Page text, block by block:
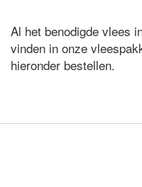
Al het benodigde vlees
vinden in onze
hieronder bestellen.